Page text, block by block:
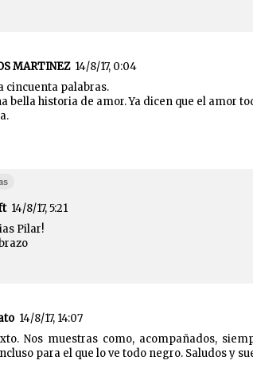
MARTINEZ 14/8/17, 0:04
cincuenta palabras.
bella historia de amor. Ya dicen que el amor
14/8/17, 5:21
Pilar!
14/8/17, 14:07
Nos muestras como, acompañados,
para el que lo ve todo negro. Saludos y